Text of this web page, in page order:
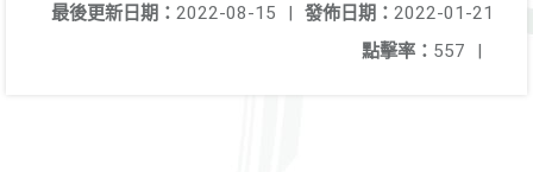
發佈日期： 2022-01-21
最後更新日期： 2022-08-15
|
點擊率： 557 |